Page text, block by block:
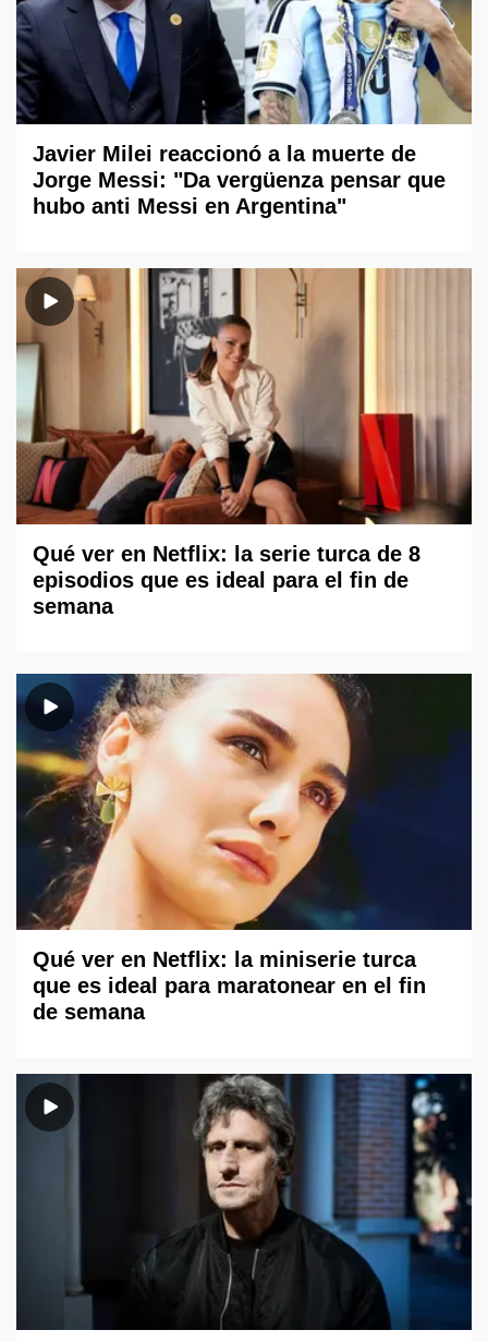
Javier Milei reaccionó a la muerte de
Jorge Messi: "Da vergüenza pensar que
hubo anti Messi en Argentina"
Qué ver en Netflix: la serie turca de 8
episodios que es ideal para el fin de
semana
Qué ver en Netflix: la miniserie turca
que es ideal para maratonear en el fin
de semana